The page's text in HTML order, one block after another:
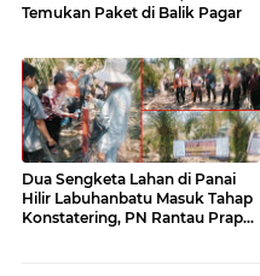
Temukan Paket di Balik Pagar
Dua Sengketa Lahan di Panai
Hilir Labuhanbatu Masuk Tahap
Konstatering, PN Rantau Prapat